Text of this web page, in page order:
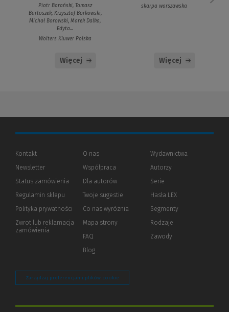
Piotr Barański, Tomasz
Bartoszek, Krzysztof Borkowski,
Michał Borowski, Marek Dalka,
Edyta...
Wolters Kluwer Polska
Więcej
skarpa warszawska
Więcej
Kontakt
Newsletter
Status zamówienia
Regulamin sklepu
Polityka prywatności (Nowe
(Link
innej
Zwrot lub reklamacja
zamówienia
O nas
Współpraca
Dla autorów(Nowe
(Link
innej
strony)
Twoje sugestie
Co nas wyróżnia
Mapa strony
FAQ
Blog
Wydawnictwa
Autorzy
Serie
Hasła LEX
Segmenty
Rodzaje
Zawody
Zarządzaj preferencjami plików cookie